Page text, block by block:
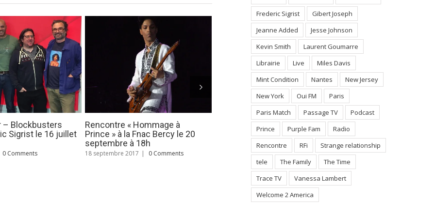
20
Rencontre / dédicace à Nantes
le 3 juin 2017 à 15 h – Librairie
16 mai 2017 0 Comments
La minute Princiere d’Alcaline –
26/04/2017
Merci Gibert Joseph pour la
rencontre du 8 avril 2017
20 avril 2017 | 0 Comments
Frederic Sigrist
Gibert Joseph
Jeanne Added
Jesse Johnson
Kevin Smith
Laurent Goumarre
Librairie
Live
Miles Davis
Mint Condition
Nantes
New Jersey
New York
Oui FM
Paris
Paris Match
Passage TV
Podcast
Prince
Purple Fam
Radio
Rencontre
RFi
Strange relationship
tele
The Family
The Time
Trace TV
Vanessa Lambert
Welcome 2 America